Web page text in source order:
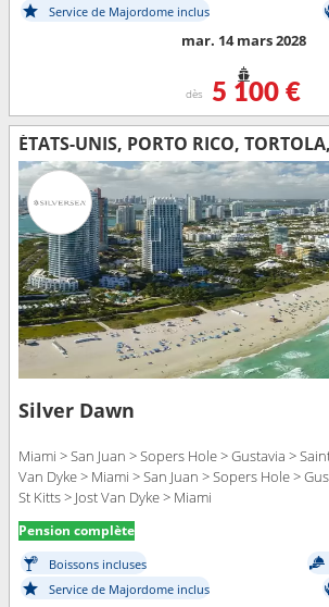
Service de Majordome inclus
mar. 14 mars 2028
dès 5 100 €
Silver Dawn
Miami > San Juan > Sopers Hole > Gustavia >
Van Dyke > Miami > San Juan > Sopers Hole >
St Kitts > Jost Van Dyke > Miami
Pension complète
Boissons incluses
Service de Majordome inclus